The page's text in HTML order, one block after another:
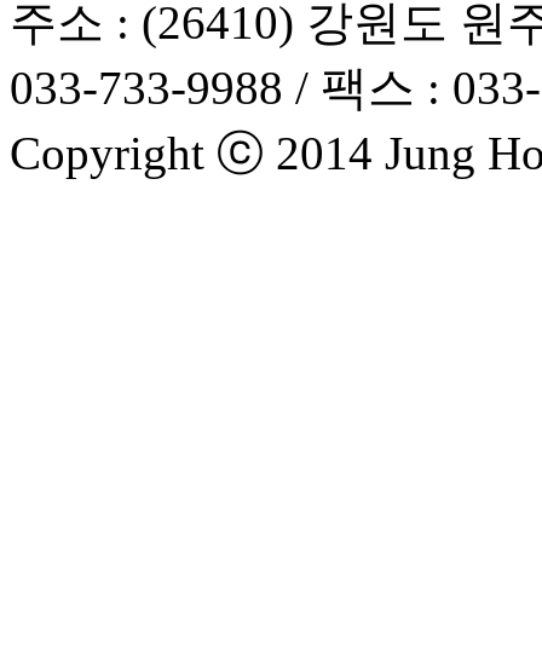
주소 : (26410) 강원도 원
033-733-9988 / 팩스 :
Copyright ⓒ 2014 Jung